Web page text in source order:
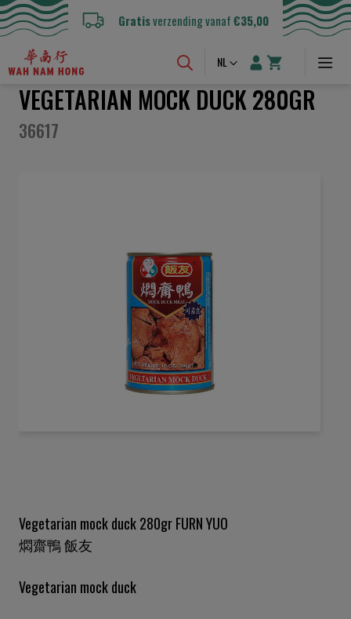
Gratisverzending vanaf€35,00
Taal
NL
VEGETARIAN MOCK DUCK 280GR
36617
de
afbeeldingen-
gallerij
Vegetarian mock duck 280gr FURN YUO
燜齋鴨 飯友
Vegetarian mock duck